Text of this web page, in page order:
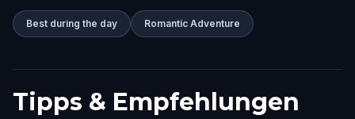
Best during the day Romantic Adventure
Tipps & Empfehlungen